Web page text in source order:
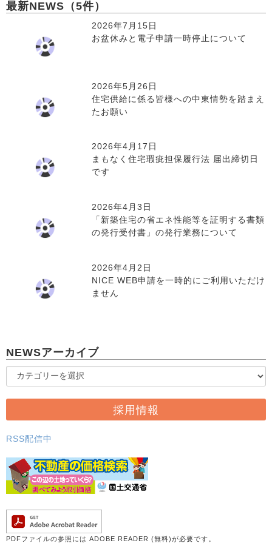
最新NEWS（5件）
2026年7月15日
お盆休みと電子申請一時停止について
2026年5月26日
住宅供給に係る皆様への中東情勢を踏まえ
たお願い
2026年4月17日
まもなく住宅瑕疵担保履行法 届出締切日
です
2026年4月3日
「新築住宅の省エネ性能等を証明する書類
の発行受付書」の発行業務について
2026年4月2日
NICE WEB申請を一時的にご利用いただけ
ません
NEWSアーカイブ
採用情報
RSS配信中
PDFファイルの参照には ADOBE READER (無料)が必要です。